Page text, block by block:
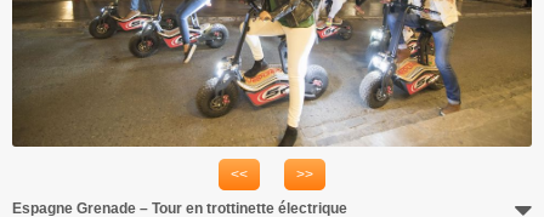
Connexion
Enregistrez-vous
Proposer une activité
<<
>>
Espagne Grenade – Tour en trottinette électrique